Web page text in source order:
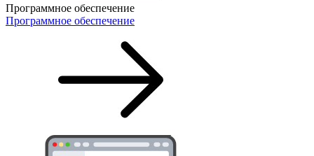
Программное обеспечение
Программное обеспечение